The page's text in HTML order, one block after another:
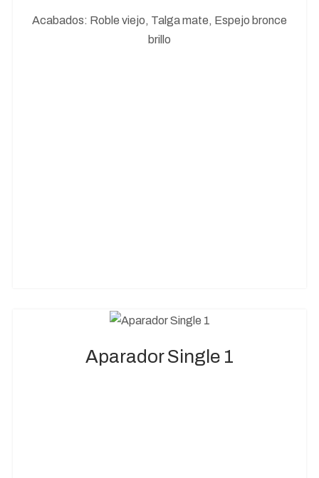
Acabados: Roble viejo, Talga mate, Espejo bronce
brillo
Aparador Single 1